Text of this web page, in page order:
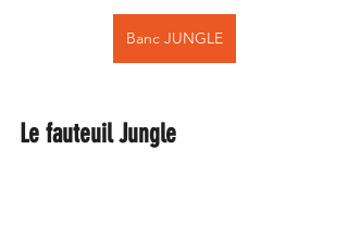
Banc JUNGLE
Le fauteuil Jungle